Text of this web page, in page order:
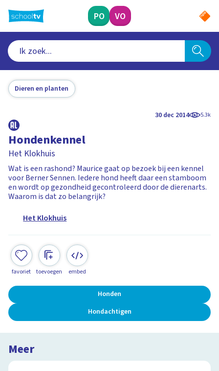
naar
hoofdinhoud
PO VO
Dieren en planten
30 dec 2014 5.3k
Hondenkennel
Het Klokhuis
Wat is een rashond? Maurice gaat op bezoek bij een kennel
voor Berner Sennen. Iedere hond heeft daar een stamboom
en wordt op gezondheid gecontroleerd door de dierenarts.
Waarom is dat zo belangrijk?
Het Klokhuis
favoriet toevoegen embed
Honden
Hondachtigen
Meer